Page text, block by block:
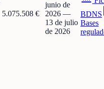
5.075.508 €
junio de
2026 —
13 de julio
de 2026
BDNS
Bases